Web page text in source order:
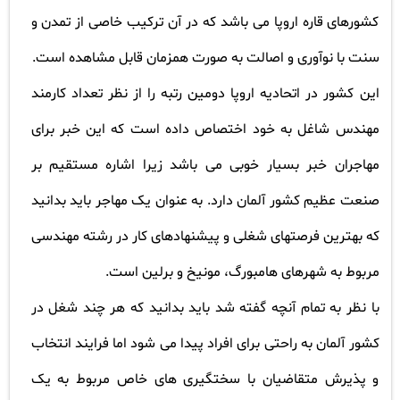
کشورهای قاره اروپا می باشد که در آن ترکیب خاصی از تمدن و
سنت با نوآوری و اصالت به صورت همزمان قابل مشاهده است.
این کشور در اتحادیه اروپا دومین رتبه را از نظر تعداد کارمند
مهندس شاغل به خود اختصاص داده است که این خبر برای
مهاجران خبر بسیار خوبی می باشد زیرا اشاره مستقیم بر
صنعت عظیم کشور آلمان دارد. به عنوان یک مهاجر باید بدانید
که بهترین فرصتهای شغلی و پیشنهادهای کار در رشته مهندسی
مربوط به شهرهای هامبورگ، مونیخ و برلین است.
با نظر به تمام آنچه گفته شد باید بدانید که هر چند شغل در
کشور آلمان به راحتی برای افراد پیدا می شود اما فرایند انتخاب
و پذیرش متقاضیان با سختگیری های خاص مربوط به یک